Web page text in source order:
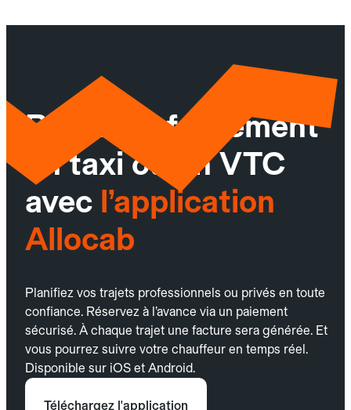
Réservez facilement
un taxi ou un VTC
avec l’application
Allocab
Planifiez vos trajets professionnels ou privés en toute
confiance. Réservez à l’avance via un paiement
sécurisé. À chaque trajet une facture sera générée. Et
vous pourrez suivre votre chauffeur en temps réel.
Disponible sur iOS et Android.
Téléchargez l'application